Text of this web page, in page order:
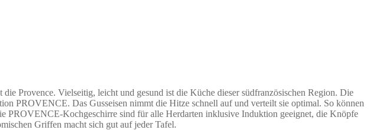
Provence. Vielseitig, leicht und gesund ist die Küche dieser südfranzösischen Region. Die
PROVENCE. Das Gusseisen nimmt die Hitze schnell auf und verteilt sie optimal. So können
PROVENCE-Kochgeschirre sind für alle Herdarten inklusive Induktion geeignet, die Knöpfe
Griffen macht sich gut auf jeder Tafel.